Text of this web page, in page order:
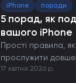
iPhone поради
5 порад, як
вашого iPhone
Прості правила,
прослужити
від пошкоджень.
17 квітня 2026 р.